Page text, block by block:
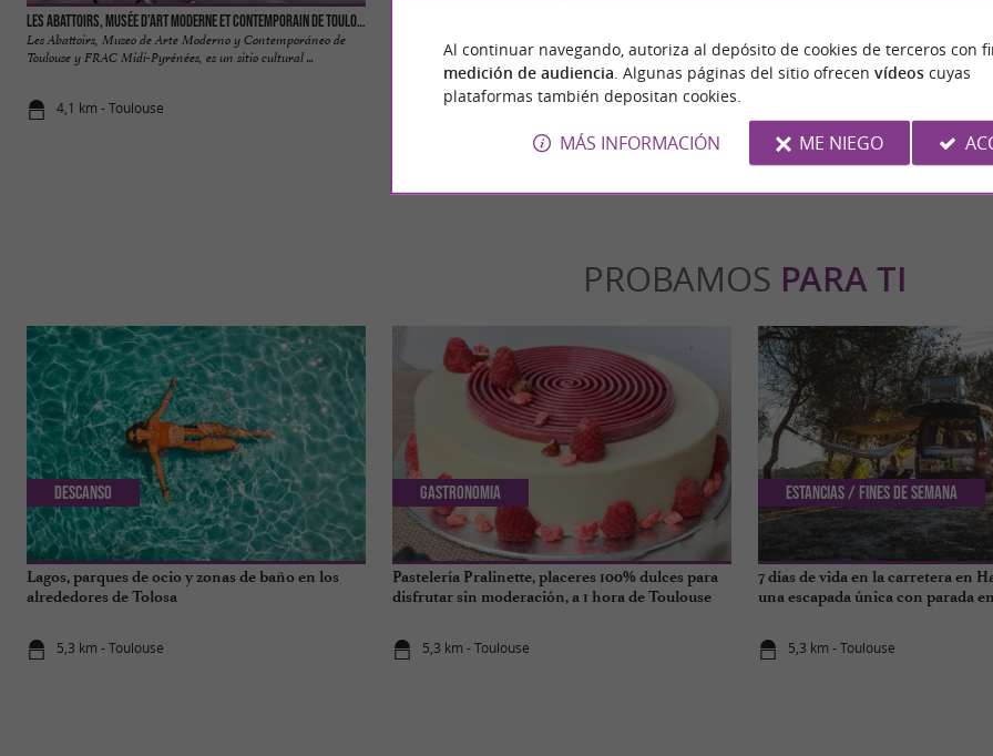
Les Abattoirs, Musée d’Art moderne et contemporain de Toulouse et FRAC Midi-Pyrénées
Les Abattoirs, Museo de Arte Moderno y Contemporáneo de
Toulouse y FRAC Midi-Pyrénées, es un sitio cultural ...
4,1 km - Toulouse
El Jardín Raymond VI es un espacio verde moderno y
agradable, situado en Toulouse, que ofrece vistas al Garona.
4,2 km - Toulouse
El Hospicio de la Grave, situado en el
de Toulouse, es un notable complejo
PROBAMOS PARA TI
Lagos, parques de ocio y zonas de baño en los
alrededores de Tolosa
5,3 km - Toulouse
Descanso
Pastelería Pralinette, placeres 100% dulces para
disfrutar sin moderación, a 1 hora de Toulouse
5,3 km - Toulouse
Gastronomia
7 días de vida en la carretera en
una escapada única con parada
5,3 km - Toulouse
Estancias / Fines de semana
Al continuar navegando, autoriza al depósito de cookies de terceros con
medición de audiencia . Algunas páginas del sitio ofrecen vídeoscuyas
plataformas también depositan cookies.
MÁS INFORMACIÓN ME NIEGO